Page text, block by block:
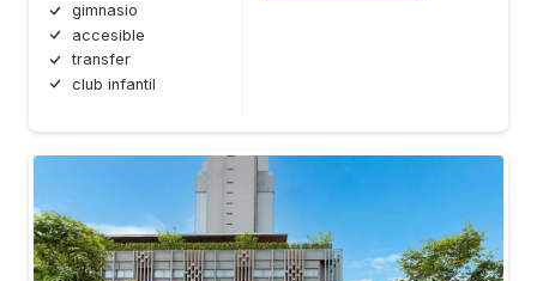
gimnasio
accesible
transfer
club infantil